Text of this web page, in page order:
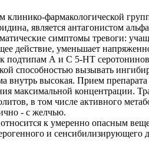
клинико-фармакологической
является антагонистом
симптомы тревоги:
действие, уменьшает
А и С 5-HT
способностью вызывать
высокая. Прием
максимальной концентрации.
в том числе активного
- с желчью.
к умеренно опасным
и сенсибилизирующего